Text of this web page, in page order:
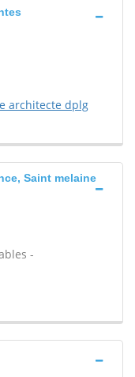
architecte dplg
Saint melaine
-